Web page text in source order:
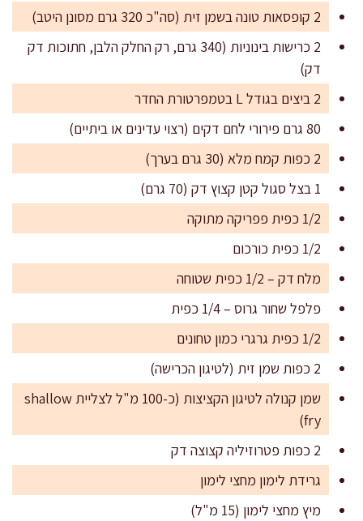
2 קופסאות טונה בשמן זית (סה"כ 320 גרם מסונן היטב)
2 כרישות בינוניות (340 גרם, רק החלק הלבן, חתוכות דק
דק)
2 ביצים בגודל L בטמפרטורת החדר
80 גרם פירורי לחם דקים (רצוי עדינים או ביתיים)
2 כפות קמח מלא (30 גרם בערך)
1 בצל סגול קטן קצוץ דק (70 גרם)
1/2 כפית פפריקה מתוקה
1/2 כפית כורכום
מלח דק – 1/2 כפית שטוחה
פלפל שחור גרוס – 1/4 כפית
1/2 כפית גרגרי כמון טחונים
2 כפות שמן זית (לטיגון הכרישה)
שמן קנולה לטיגון הקציצות (כ-100 מ"ל לצליית shallow
fry)
2 כפות פטרוזיליה קצוצה דק
גרידת לימון מחצי לימון
מיץ מחצי לימון (15 מ"ל)